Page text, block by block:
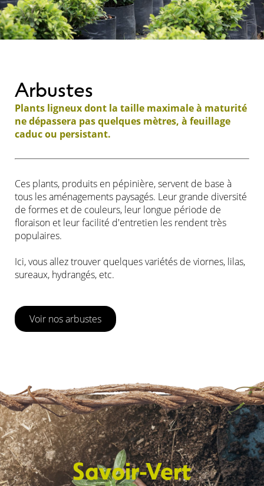
Arbustes
Plants ligneux dont la taille maximale à maturité
ne dépassera pas quelques mètres, à feuillage
caduc ou persistant.
Ces plants, produits en pépinière, servent de base à
tous les aménagements paysagés. Leur grande diversité
de formes et de couleurs, leur longue période de
floraison et leur facilité d'entretien les rendent très
populaires.
Ici, vous allez trouver quelques variétés de viornes, lilas,
sureaux, hydrangés, etc.
Voir nos arbustes
Savoir-Vert